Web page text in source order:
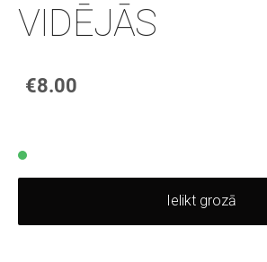
VIDĒJĀS
€8.00
Ielikt grozā